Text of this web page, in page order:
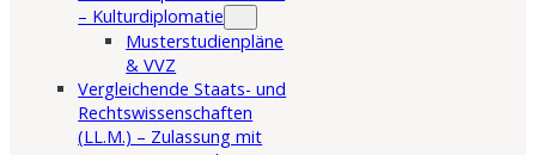
– Kulturdiplomatie
Musterstudienpläne
& VVZ
Vergleichende Staats- und
Rechtswissenschaften
(LL.M.) – Zulassung mit